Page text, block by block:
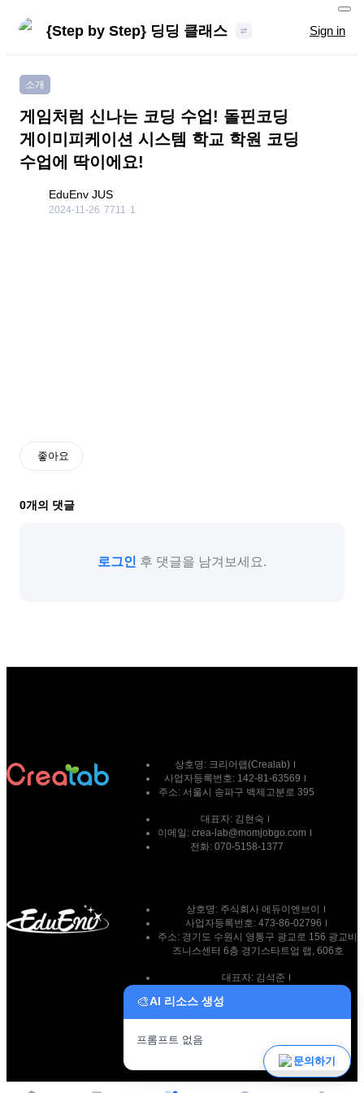
파일 업로드
🎨AI 리소스 생성
프롬프트 없음
{Step by Step} 딩딩 클래스 Sign in
소개
게임처럼 신나는 코딩 수업! 돌핀코딩
게이미피케이션 시스템 학교 학원 코딩
수업에 딱이에요!
EduEnv JUS
2024-11-26 7711 1
좋아요
0개의 댓글
로그인 후 댓글을 남겨보세요.
상호명: 크리어랩(Crealab)
사업자등록번호: 142-81-63569
주소: 서울시 송파구 백제고분로 395
대표자: 김현숙
이메일: crea-lab@momjobgo.com
전화: 070-5158-1377
상호명: 주식회사 에듀이엔브이
사업자등록번호: 473-86-02796
주소: 경기도 수원시 영통구 광교로 156 광교비
즈니스센터 6층 경기스타트업 랩, 606호
대표자: 김석준
전화: 010-9269-7511
문의하기